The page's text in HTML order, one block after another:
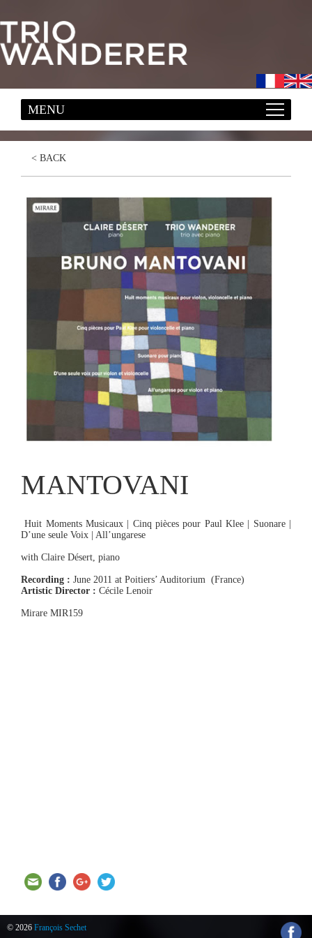
< BACK
MANTOVANI
Huit Moments Musicaux | Cinq pièces pour Paul Klee | Suonare |
D’une seule Voix | All’ungarese
with Claire Désert, piano
Recording : June 2011 at Poitiers’ Auditorium (France)
Artistic Director : Cécile Lenoir
Mirare MIR159
© 2026 François Sechet